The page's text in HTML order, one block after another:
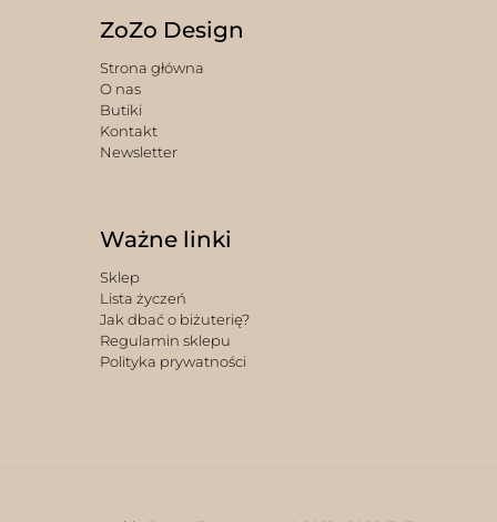
ZoZo Design
Strona główna
O nas
Butiki
Kontakt
Newsletter
Ważne linki
Sklep
Lista życzeń
Jak dbać o biżuterię?
Regulamin sklepu
Polityka prywatności